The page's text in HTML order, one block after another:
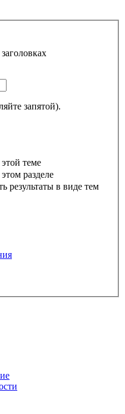
запятой).
теме
разделе
результаты в виде тем